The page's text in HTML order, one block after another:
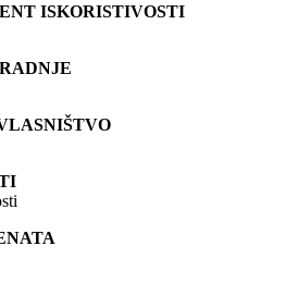
ISKORISTIVOSTI